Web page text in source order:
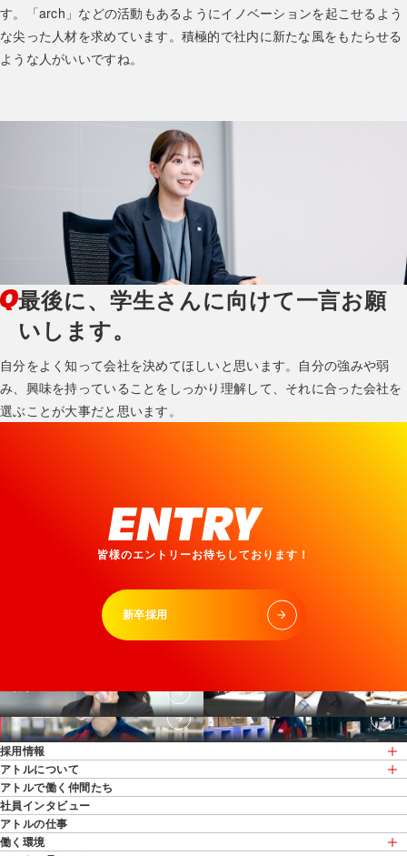
す。「arch」などの活動もあるようにイノベーションを起こせるよう
な尖った人材を求めています。積極的で社内に新たな風をもたらせる
ような人がいいですね。
最後に、学生さんに向けて一言お願
いします。
自分をよく知って会社を決めてほしいと思います。自分の強みや弱
み、興味を持っていることをしっかり理解して、それに合った会社を
選ぶことが大事だと思います。
皆様のエントリーお待ちしております！
新卒採用
クルー社員採用
採用情報
採用情報
募集要項
インターン情報
新卒採用
アトルについて
アトルについて
経営方針
人事部長挨拶
アトルで働く仲間たち
社員インタビュー
アトルの仕事
働く環境